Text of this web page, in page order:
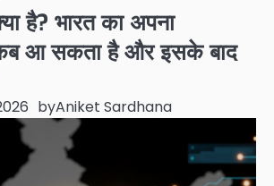
है? भारत का अपना
आ सकता है और इसके बाद
byAniket Sardhana